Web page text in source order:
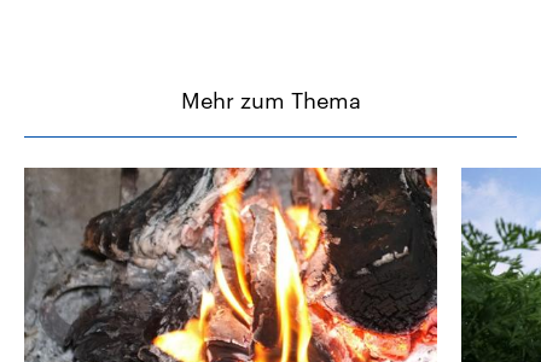
Mehr zum Thema